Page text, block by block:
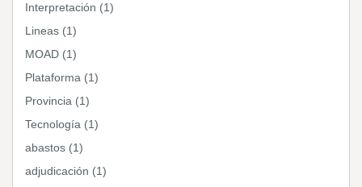
Interpretación (1)
Lineas (1)
MOAD (1)
Plataforma (1)
Provincia (1)
Tecnología (1)
abastos (1)
adjudicación (1)